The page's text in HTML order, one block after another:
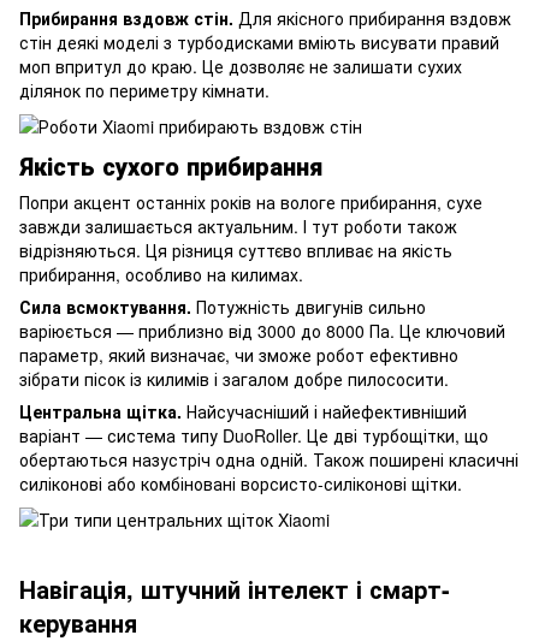
Прибирання вздовж стін. Для якісного прибирання вздовж
стін деякі моделі з турбодисками вміють висувати правий
моп впритул до краю. Це дозволяє не залишати сухих
ділянок по периметру кімнати.
Якість сухого прибирання
Попри акцент останніх років на вологе прибирання, сухе
завжди залишається актуальним. І тут роботи також
відрізняються. Ця різниця суттєво впливає на якість
прибирання, особливо на килимах.
Сила всмоктування. Потужність двигунів сильно
варіюється — приблизно від 3000 до 8000 Па. Це ключовий
параметр, який визначає, чи зможе робот ефективно
зібрати пісок із килимів і загалом добре пилососити.
Центральна щітка. Найсучасніший і найефективніший
варіант — система типу DuoRoller. Це дві турбощітки, що
обертаються назустріч одна одній. Також поширені класичні
силіконові або комбіновані ворсисто-силіконові щітки.
Навігація, штучний інтелект і смарт-
керування